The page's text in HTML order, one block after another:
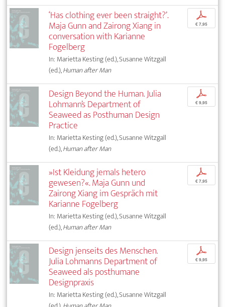
‘Has clothing ever been straight?’.
Maja Gunn and Zairong Xiang in
conversation with Karianne
Fogelberg
In: Marietta Kesting (ed.), Susanne Witzgall
(ed.),Human after Man
p
€ 7,95
Design Beyond the Human. Julia
Lohmann’s Department of
Seaweed as Posthuman Design
Practice
In: Marietta Kesting (ed.), Susanne Witzgall
(ed.),Human after Man
p
€ 9,95
»Ist Kleidung jemals hetero
gewesen?«. Maja Gunn und
Zairong Xiang im Gespräch mit
Karianne Fogelberg
In: Marietta Kesting (ed.), Susanne Witzgall
(ed.),Human after Man
p
€ 7,95
Design jenseits des Menschen.
Julia Lohmanns Department of
Seaweed als posthumane
Designpraxis
In: Marietta Kesting (ed.), Susanne Witzgall
p
€ 9,95